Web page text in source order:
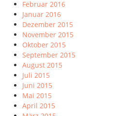
Februar 2016
Januar 2016
Dezember 2015
November 2015
Oktober 2015
September 2015
August 2015
Juli 2015
Juni 2015
Mai 2015
April 2015